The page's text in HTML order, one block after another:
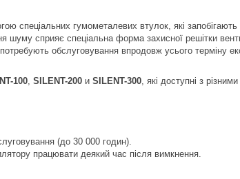
спеціальних гумометалевих втулок, які
шуму сприяє спеціальна форма захисної решітки
обслуговування впродовж усього терміну
100 SILENT-200 и SILENT-300 , які доступні з
(до 30 000 годин).
працювати деякий час після вимкнення.